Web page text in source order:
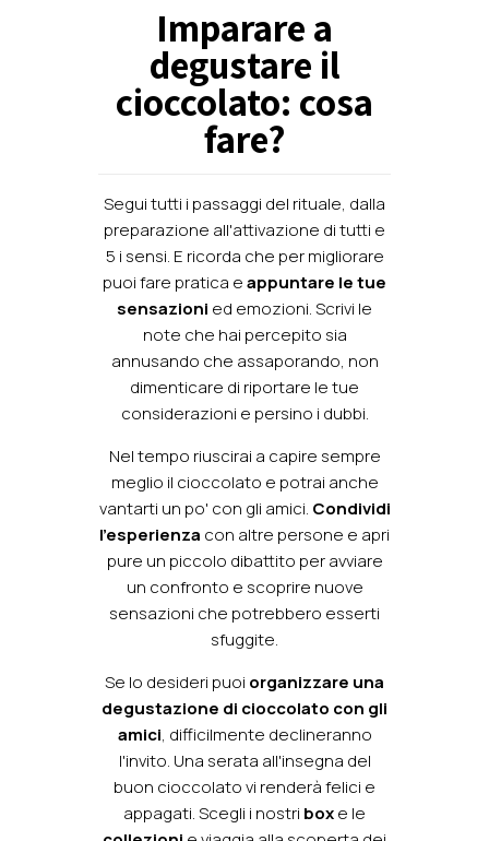
Imparare a
degustare il
cioccolato: cosa
fare?
Segui tutti i passaggi del rituale, dalla
preparazione all'attivazione di tutti e
5 i sensi. E ricorda che per migliorare
puoi fare pratica eappuntare le tue
sensazioni ed emozioni. Scrivi le
note che hai percepito sia
annusando che assaporando, non
dimenticare di riportare le tue
considerazioni e persino i dubbi.
Nel tempo riuscirai a capire sempre
meglio il cioccolato e potrai anche
vantarti un po' con gli amici. Condividi
l'esperienza con altre persone e apri
pure un piccolo dibattito per avviare
un confronto e scoprire nuove
sensazioni che potrebbero esserti
sfuggite.
Se lo desideri puoi organizzare una
degustazione di cioccolato con gli
amici, difficilmente declineranno
l'invito. Una serata all'insegna del
buon cioccolato vi renderà felici e
appagati. Scegli i nostri boxe le